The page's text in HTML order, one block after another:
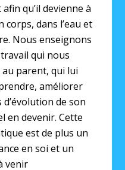
qu’il devienne à
corps, dans l’eau et
Nous enseignons
qui nous
parent, qui lui
améliorer
de son
en devenir. Cette
est de plus un
en soi et un
venir